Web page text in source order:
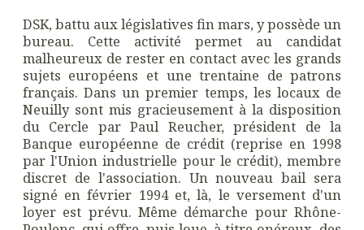
DSK, battu aux législatives fin mars, y possède un
bureau. Cette activité permet au candidat
malheureux de rester en contact avec les grands
sujets européens et une trentaine de patrons
français. Dans un premier temps, les locaux de
Neuilly sont mis gracieusement à la disposition
du Cercle par Paul Reucher, président de la
Banque européenne de crédit (reprise en 1998
par l'Union industrielle pour le crédit), membre
discret de l'association. Un nouveau bail sera
signé en février 1994 et, là, le versement d'un
loyer est prévu. Même démarche pour Rhône-